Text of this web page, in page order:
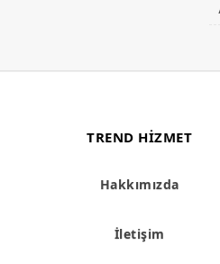
TREND HIZMET
Hakkımızda
İletişim